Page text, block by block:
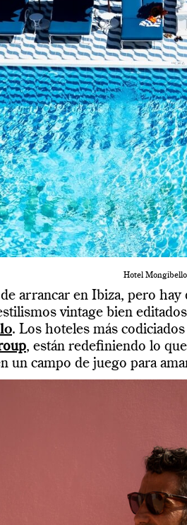
Hotel Mongibello
arrancar en Ibiza, pero
vintage bien
. Los hoteles más
, están redefiniendo lo
un campo de juego para